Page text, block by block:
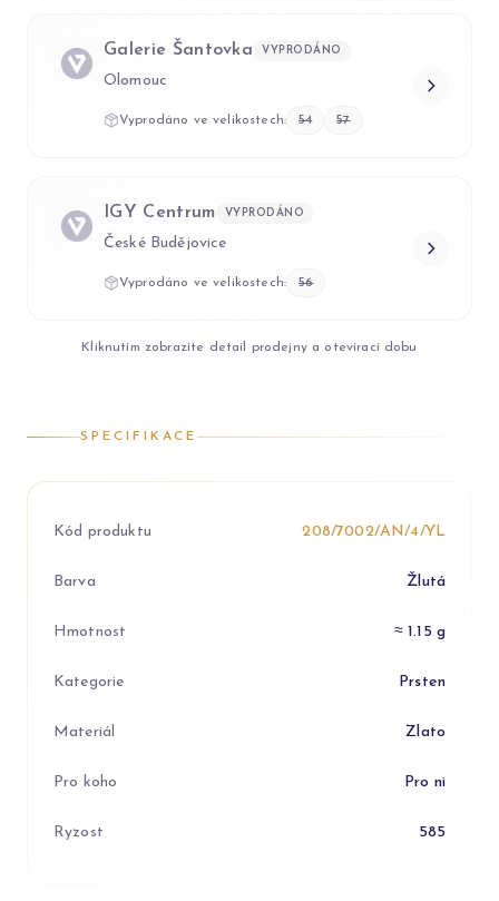
Galerie Šantovka VYPRODÁNO
Olomouc
Vyprodáno ve velikostech: 54 57
IGY Centrum VYPRODÁNO
České Budějovice
Vyprodáno ve velikostech: 56
Kliknutím zobrazíte detail prodejny a otevírací dobu
SPECIFIKACE
Kód produktu 208/7002/AN/4/YL
Barva Žlutá
Hmotnost ≈ 1.15 g
Kategorie Prsten
Materiál Zlato
Pro koho Pro ni
Ryzost 585